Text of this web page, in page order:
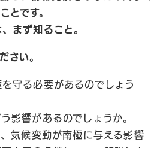
とです。
まず知ること。
さい。
守る必要があるのでしょう
影響があるのでしょうか。
気候変動が南極に与える影響